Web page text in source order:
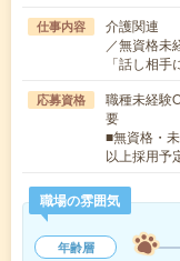
仕事内容
介護関連
／無資格未
「話し相
応募資格
職種未経験
要
■無資格・
以上採用予
職場の雰囲気
年齢層